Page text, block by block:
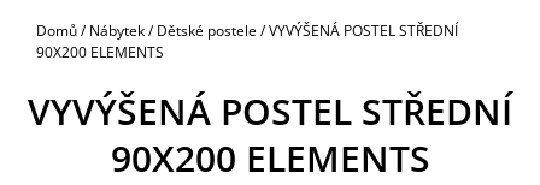
Domů/ Nábytek/ Dětské postele/VYVÝŠENÁ POSTEL STŘEDNÍ
90X200 ELEMENTS
VYVÝŠENÁ POSTEL STŘEDNÍ
90X200 ELEMENTS
O
T
E